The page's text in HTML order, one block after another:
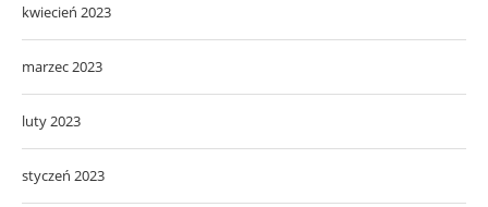
kwiecień 2023
marzec 2023
luty 2023
styczeń 2023